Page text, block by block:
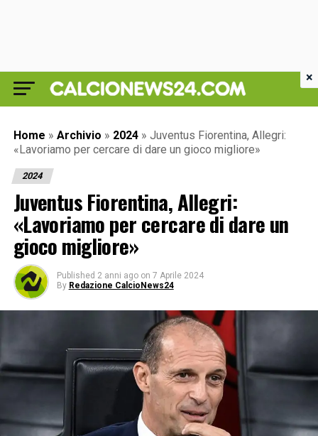
Home » Archivio » 2024 » Juventus Fiorentina, Allegri:
«Lavoriamo per cercare di dare un gioco migliore»
2024
Juventus Fiorentina, Allegri:
«Lavoriamo per cercare di dare un
gioco migliore»
Published 2 anni ago on 7 Aprile 2024
By Redazione CalcioNews24
×